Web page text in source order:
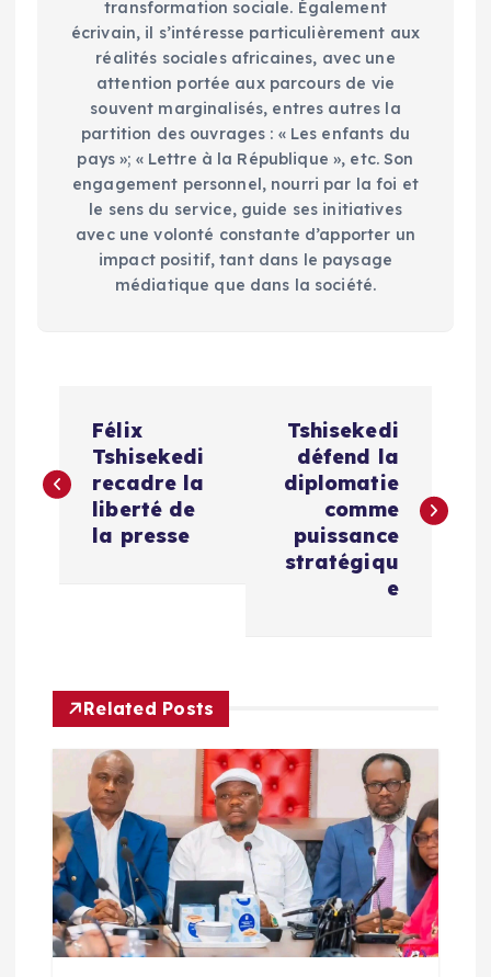
transformation sociale. Également
écrivain, il s’intéresse particulièrement aux
réalités sociales africaines, avec une
attention portée aux parcours de vie
souvent marginalisés, entres autres la
partition des ouvrages : « Les enfants du
pays »; « Lettre à la République », etc. Son
engagement personnel, nourri par la foi et
le sens du service, guide ses initiatives
avec une volonté constante d’apporter un
impact positif, tant dans le paysage
médiatique que dans la société.
a
a
t
o
n
d
Félix
Tshisekedi
recadre la
liberté de
la presse
Tshisekedi
défend la
diplomatie
comme
puissance
stratégiqu
e
Related Posts